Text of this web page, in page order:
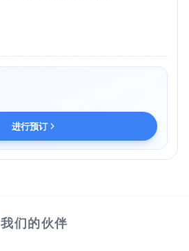
进行预订
我们的伙伴